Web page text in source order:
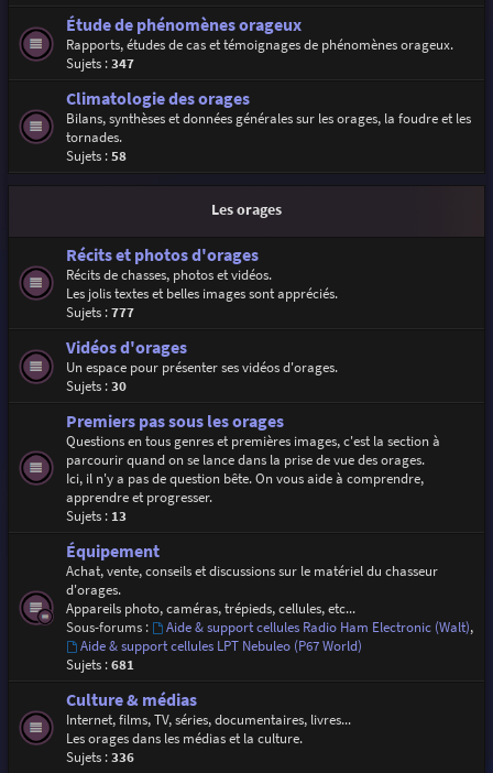
Étude de phénomènes orageux
Rapports, études de cas et témoignages de phénomènes orageux.
Sujets :347
Climatologie des orages
Bilans, synthèses et données générales sur les orages, la foudre et les
tornades.
Sujets :58
Les orages
Récits et photos d'orages
Récits de chasses, photos et vidéos.
Les jolis textes et belles images sont appréciés.
Sujets :777
Vidéos d'orages
Un espace pour présenter ses vidéos d'orages.
Sujets :30
Premiers pas sous les orages
Questions en tous genres et premières images, c'est la section à
parcourir quand on se lance dans la prise de vue des orages.
Ici, il n'y a pas de question bête. On vous aide à comprendre,
apprendre et progresser.
Sujets : 13
Équipement
Achat, vente, conseils et discussions sur le matériel du chasseur
d'orages.
Appareils photo, caméras, trépieds, cellules, etc...
Sous-forums :
Aide & support cellules Radio Ham Electronic (Walt),
Aide & support cellules LPT Nebuleo (P67 World)
Sujets :681
Culture & médias
Internet, films, TV, séries, documentaires, livres...
Les orages dans les médias et la culture.
Sujets :336